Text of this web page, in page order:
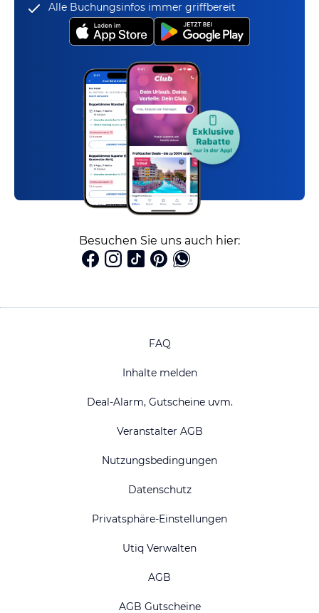
Alle Buchungsinfos immer griffbereit
Besuchen Sie uns auch hier:
FAQ
Inhalte melden
Deal-Alarm, Gutscheine uvm.
Veranstalter AGB
Nutzungsbedingungen
Datenschutz
Privatsphäre-Einstellungen
Utiq Verwalten
AGB
AGB Gutscheine